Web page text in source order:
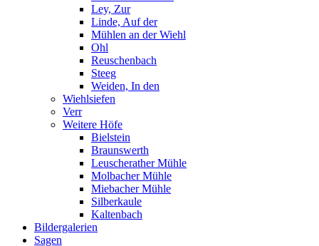
Ley, Zur
Linde, Auf der
Mühlen an der Wiehl
Ohl
Reuschenbach
Steeg
Weiden, In den
Wiehlsiefen
Verr
Weitere Höfe
Bielstein
Braunswerth
Leuscherather Mühle
Molbacher Mühle
Miebacher Mühle
Silberkaule
Kaltenbach
Bildergalerien
Sagen